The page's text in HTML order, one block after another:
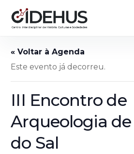
content
Este evento já decorreu.
III Encontro de
Arqueologia
do Sal